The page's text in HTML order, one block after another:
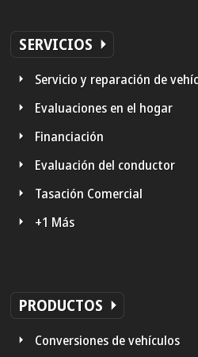
SERVICIOS
Servicio y reparación de
Evaluaciones en el hogar
Financiación
Evaluación del conductor
Tasación Comercial
+1 Más
PRODUCTOS
Conversiones de vehículos